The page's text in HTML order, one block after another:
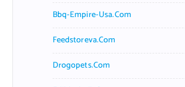
Bbq-Empire-Usa.com
Feedstoreva.com
Drogopets.com